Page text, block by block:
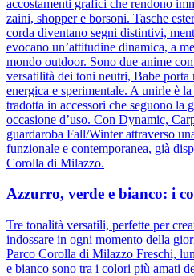
accostamenti grafici che rendono
zaini, shopper e borsoni. Tasche
corda diventano segni distintivi,
evocano un’attitudine dinamica, a
mondo outdoor. Sono due anime
versatilità dei toni neutri, Babe porta
energica e sperimentale. A unirle è
tradotta in accessori che seguono la
occasione d’uso. Con Dynamic,
guardaroba Fall/Winter attraverso
funzionale e contemporanea, già
Corolla di Milazzo.
Azzurro, verde e bianco: i
Tre tonalità versatili, perfette per
indossare in ogni momento della
Parco Corolla di Milazzo Freschi,
e bianco sono tra i colori più amati